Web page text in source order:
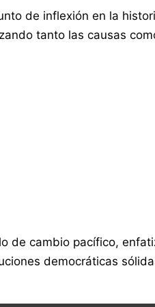
de inflexión en la
tanto las causas
de cambio pacífico,
democráticas